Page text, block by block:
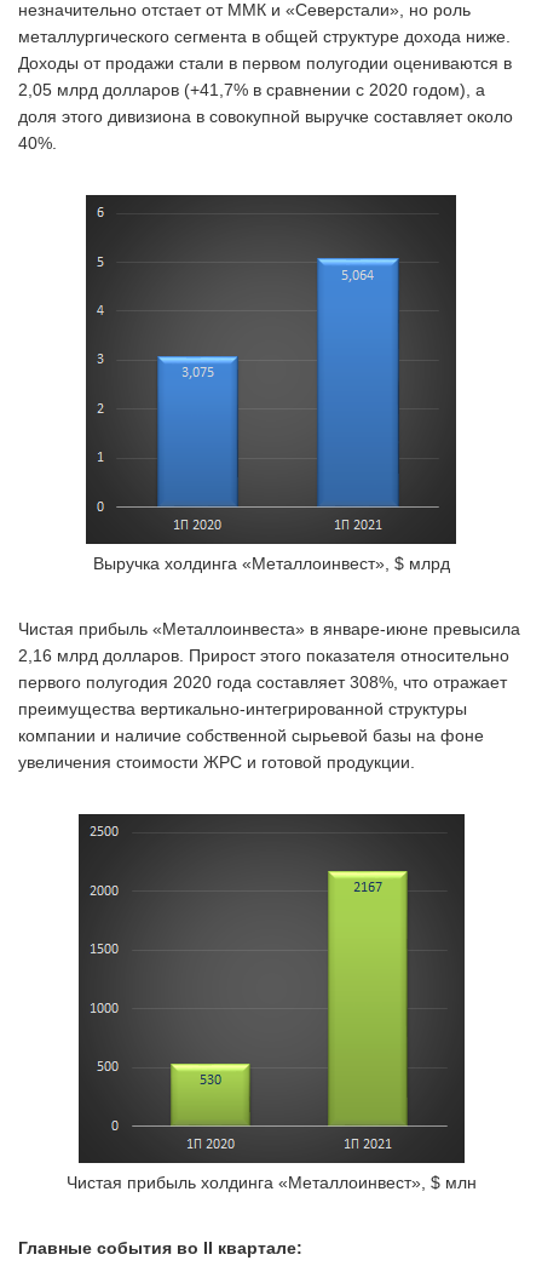
незначительно отстает от ММК и «Северстали», но роль
металлургического сегмента в общей структуре дохода ниже.
Доходы от продажи стали в первом полугодии оцениваются в
2,05 млрд долларов (+41,7% в сравнении с 2020 годом), а
доля этого дивизиона в совокупной выручке составляет около
40%.
Выручка холдинга «Металлоинвест», $ млрд
Чистая прибыль «Металлоинвеста» в январе-июне превысила
2,16 млрд долларов. Прирост этого показателя относительно
первого полугодия 2020 года составляет 308%, что отражает
преимущества вертикально-интегрированной структуры
компании и наличие собственной сырьевой базы на фоне
увеличения стоимости ЖРС и готовой продукции.
Чистая прибыль холдинга «Металлоинвест», $ млн
Главные события во II квартале: